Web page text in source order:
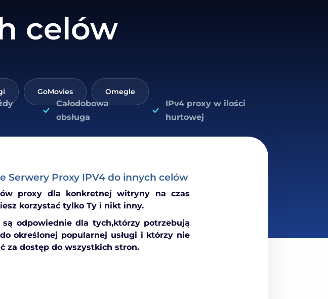
celów
GoMovies Omegle
Całodobowa
obsługa
IPv4 proxy w ilości
hurtowej
Serwery Proxy IPV4 do innych celów
proxy dla konkretnej witryny na czas
korzystać tylko Ty i nikt inny.
odpowiednie dla tych,którzy potrzebują
określonej popularnej usługi i którzy nie
za dostęp do wszystkich stron.